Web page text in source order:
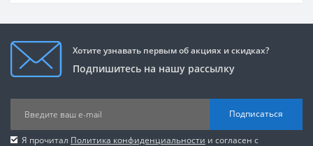
Хотите узнавать первым об акциях и скидках?
Подпишитесь на нашу рассылку
Подписаться
Я прочитал Политика конфиденциальности и согласен с